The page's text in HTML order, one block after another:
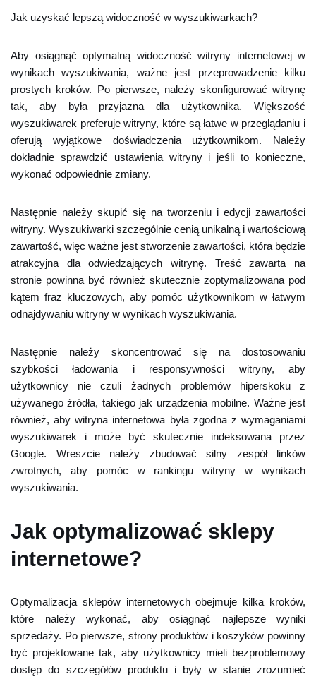
Jak uzyskać lepszą widoczność w wyszukiwarkach?
Aby osiągnąć optymalną widoczność witryny internetowej w
wynikach wyszukiwania, ważne jest przeprowadzenie kilku
prostych kroków. Po pierwsze, należy skonfigurować witrynę
tak, aby była przyjazna dla użytkownika. Większość
wyszukiwarek preferuje witryny, które są łatwe w przeglądaniu i
oferują wyjątkowe doświadczenia użytkownikom. Należy
dokładnie sprawdzić ustawienia witryny i jeśli to konieczne,
wykonać odpowiednie zmiany.
Następnie należy skupić się na tworzeniu i edycji zawartości
witryny. Wyszukiwarki szczególnie cenią unikalną i wartościową
zawartość, więc ważne jest stworzenie zawartości, która będzie
atrakcyjna dla odwiedzających witrynę. Treść zawarta na
stronie powinna być również skutecznie zoptymalizowana pod
kątem fraz kluczowych, aby pomóc użytkownikom w łatwym
odnajdywaniu witryny w wynikach wyszukiwania.
Następnie należy skoncentrować się na dostosowaniu
szybkości ładowania i responsywności witryny, aby
użytkownicy nie czuli żadnych problemów hiperskoku z
używanego źródła, takiego jak urządzenia mobilne. Ważne jest
również, aby witryna internetowa była zgodna z wymaganiami
wyszukiwarek i może być skutecznie indeksowana przez
Google. Wreszcie należy zbudować silny zespół linków
zwrotnych, aby pomóc w rankingu witryny w wynikach
wyszukiwania.
Jak optymalizować sklepy
internetowe?
Optymalizacja sklepów internetowych obejmuje kilka kroków,
które należy wykonać, aby osiągnąć najlepsze wyniki
sprzedaży. Po pierwsze, strony produktów i koszyków powinny
być projektowane tak, aby użytkownicy mieli bezproblemowy
dostęp do szczegółów produktu i były w stanie zrozumieć